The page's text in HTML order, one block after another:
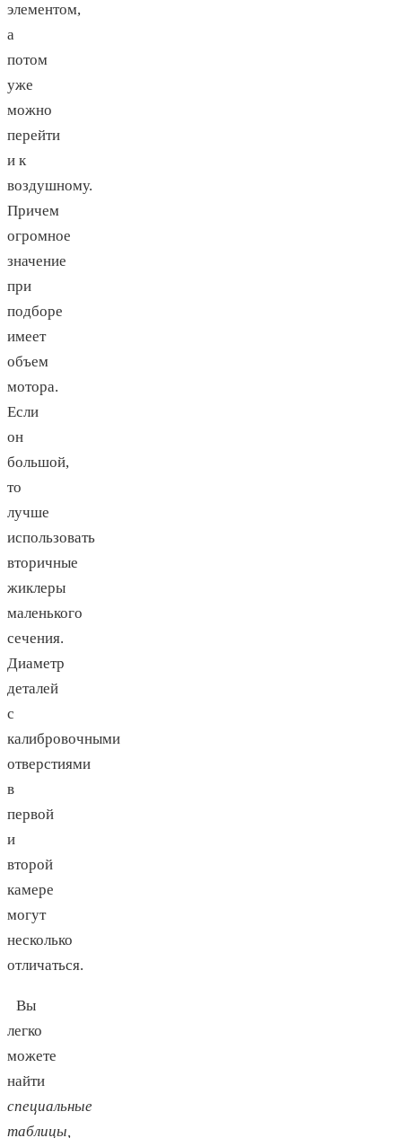
элементом,
а
потом
уже
можно
перейти
и к
воздушному.
Причем
огромное
значение
при
подборе
имеет
объем
мотора.
Если
он
большой,
то
лучше
использовать
вторичные
жиклеры
маленького
сечения.
Диаметр
деталей
с
калибровочными
отверстиями
в
первой
и
второй
камере
могут
несколько
отличаться.
Вы
легко
можете
найти
специальные
таблицы,